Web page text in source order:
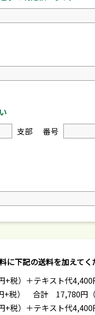
支部
番号
下記の送料を加えてく
）＋テキスト代4,400
税） 合計 17,780円（
税）＋テキスト代